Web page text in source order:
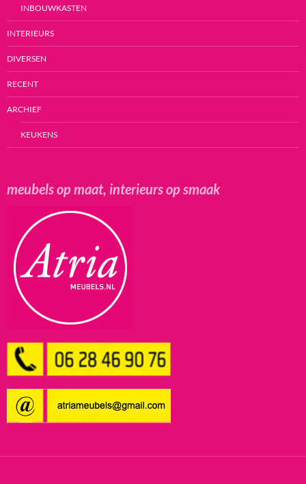
INBOUWKASTEN
INTERIEURS
DIVERSEN
RECENT
ARCHIEF
KEUKENS
meubels op maat, interieurs op smaak